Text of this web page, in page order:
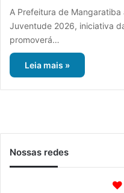
A Prefeitura de
Juventude 2026, iniciativa
promoverá…
Leia mais »
Nossas redes